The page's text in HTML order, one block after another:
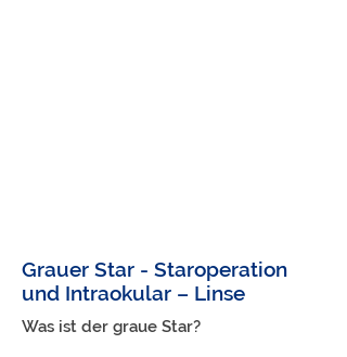
Grauer Star - Staroperation
und Intraokular – Linse
Was ist der graue Star?